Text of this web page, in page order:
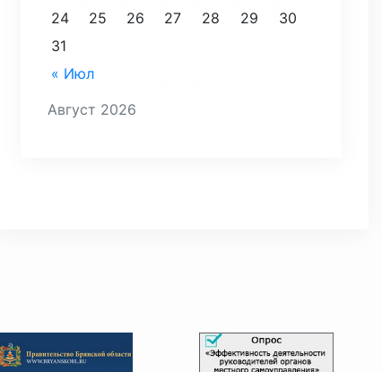
Август 2026
« Июл
24
25 26 27 28 29
30
31